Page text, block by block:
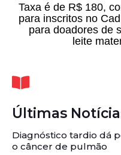
Taxa é de R$ 180,
para inscritos no
para doadores de
leite
Últimas
Diagnóstico tardio dá
o câncer de pulmão